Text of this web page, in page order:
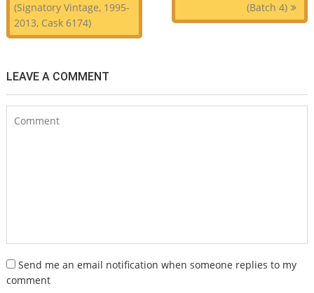
(Signatory Vintage, 1995-
2013, Cask 6174)
(Batch 4)
LEAVE A COMMENT
Send me an email notification when someone replies to my
comment